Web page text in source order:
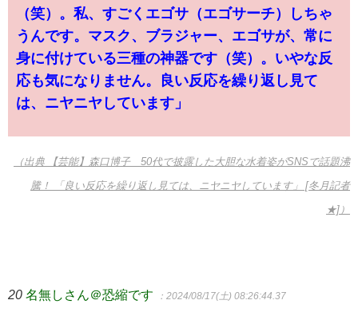
（笑）。私、すごくエゴサ（エゴサーチ）しちゃ
うんです。マスク、ブラジャー、エゴサが、常に
身に付けている三種の神器です（笑）。いやな反
応も気になりません。良い反応を繰り返し見て
は、ニヤニヤしています」
（出典 【芸能】森口博子 50代で披露した大胆な水着姿がSNSで話題沸
騰！ 「良い反応を繰り返し見ては、ニヤニヤしています」 [冬月記者
★]）
20 名無しさん＠恐縮です ：2024/08/17(土) 08:26:44.37